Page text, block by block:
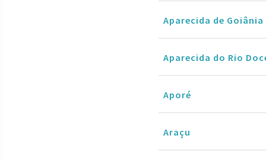
Aparecida de Goiânia
Aparecida do Rio
Aporé
Araçu